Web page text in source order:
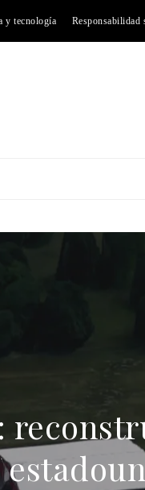
y tecnología Responsabilidad